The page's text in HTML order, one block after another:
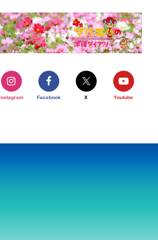
りゆしビーチ営業
営業時間のお知らせ
日〜2026年10月31日
【期間限定】オーシャ
開催について
2026年3月20日〜2026年11
Facebook X Youtube